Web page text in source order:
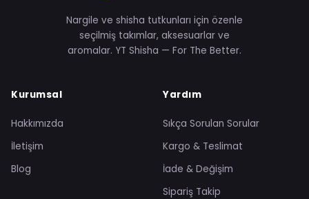
Nargile ve shisha tutkunları için özenle
seçilmiş takımlar, aksesuarlar ve
aromalar. YT Shisha — For The Better.
Kurumsal
Hakkımızda
İletişim
Blog
Yardım
Sıkça Sorulan Sorular
Kargo & Teslimat
İade & Değişim
Sipariş Takip